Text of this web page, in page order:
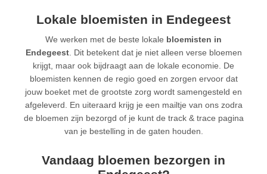
Lokale bloemisten in Endegeest
We werken met de beste lokale bloemisten in
Endegeest. Dit betekent dat je niet alleen verse bloemen
krijgt, maar ook bijdraagt aan de lokale economie. De
bloemisten kennen de regio goed en zorgen ervoor dat
jouw boeket met de grootste zorg wordt samengesteld en
afgeleverd. En uiteraard krijg je een mailtje van ons zodra
de bloemen zijn bezorgd of je kunt de track & trace pagina
van je bestelling in de gaten houden.
Vandaag bloemen bezorgen in